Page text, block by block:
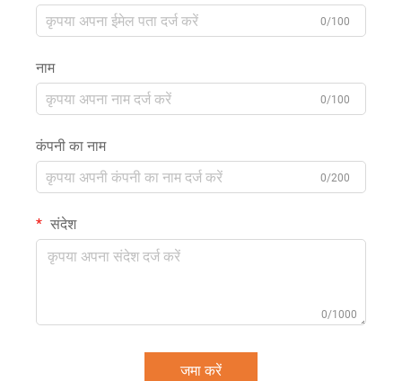
0/100
नाम
0/100
कंपनी का नाम
0/200
संदेश
0/1000
जमा करें